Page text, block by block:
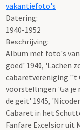
vakantiefoto's
Datering:
1940-1952
Beschrijving:
Album met foto's
goed' 1940, 'Lachen
cabaretvereniging ''t
voorstellingen 'Ga je
de geit' 1945,
Cabaret in het
Fanfare Excelsior uit